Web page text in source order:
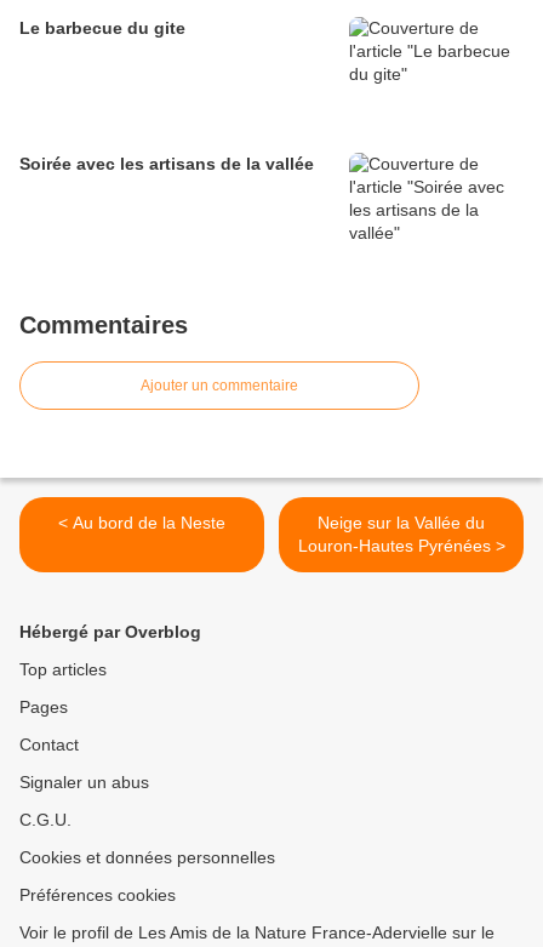
Le barbecue du gite
Soirée avec les artisans de la vallée
Commentaires
Ajouter un commentaire
< Au bord de la Neste
Neige sur la Vallée du
Louron-Hautes Pyrénées >
Hébergé par Overblog
Top articles
Pages
Contact
Signaler un abus
C.G.U.
Cookies et données personnelles
Préférences cookies
Voir le profil de Les Amis de la Nature France-Adervielle sur le